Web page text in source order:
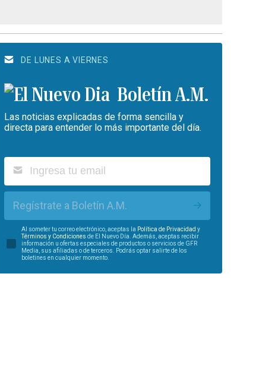
DE LUNES A VIERNES
Boletín A.M.
Las noticias explicadas de forma sencilla y
directa para entender lo más importante del día.
Regístrate a Boletín A.M.
Al someter tu correo electrónico, aceptas la Política de Privacidad y
Términos y Condiciones de El Nuevo Día. Además, aceptas recibir
información u ofertas especiales de productos o servicios de GFR
Media, sus afiliadas o de terceros. Podrás optar salirte de los
boletines en cualquier momento.